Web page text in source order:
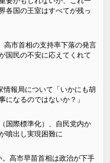
各国の王室はすべてが残っ
高市首相の支持率下落の発言
国民の不安に応えてくれて
情報局について「いかにも胡
になるのではないか？」
国際標準化）、自民党内か
噴出し実現困難に
。高市早苗首相は政治が下手